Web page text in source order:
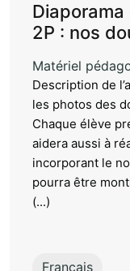
2P : nos
Matériel
Description de
les photos des
Chaque élève
aidera aussi à
incorporant le
pourra être
(...)
Français